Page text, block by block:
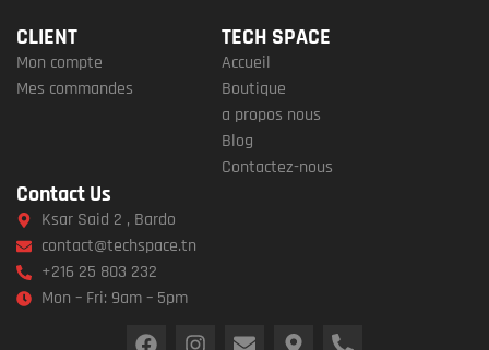
CLIENT
Mon compte
Mes commandes
TECH SPACE
Accueil
Boutique
a propos nous
Blog
Contactez-nous
Contact Us
Ksar Said 2 , Bardo
contact@techspace.tn
+216 25 803 232
Mon – Fri: 9am – 5pm